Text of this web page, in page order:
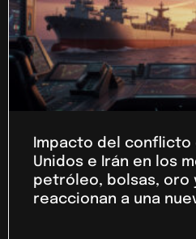
Impacto del conflicto
Unidos e Irán en los
petróleo, bolsas, oro
reaccionan a una